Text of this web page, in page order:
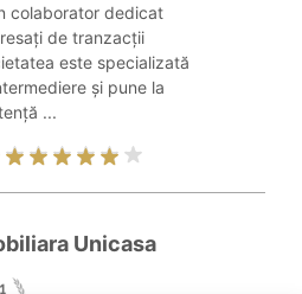
colaborator dedicat
de tranzacții
este specializată
și pune la
...
Unicasa